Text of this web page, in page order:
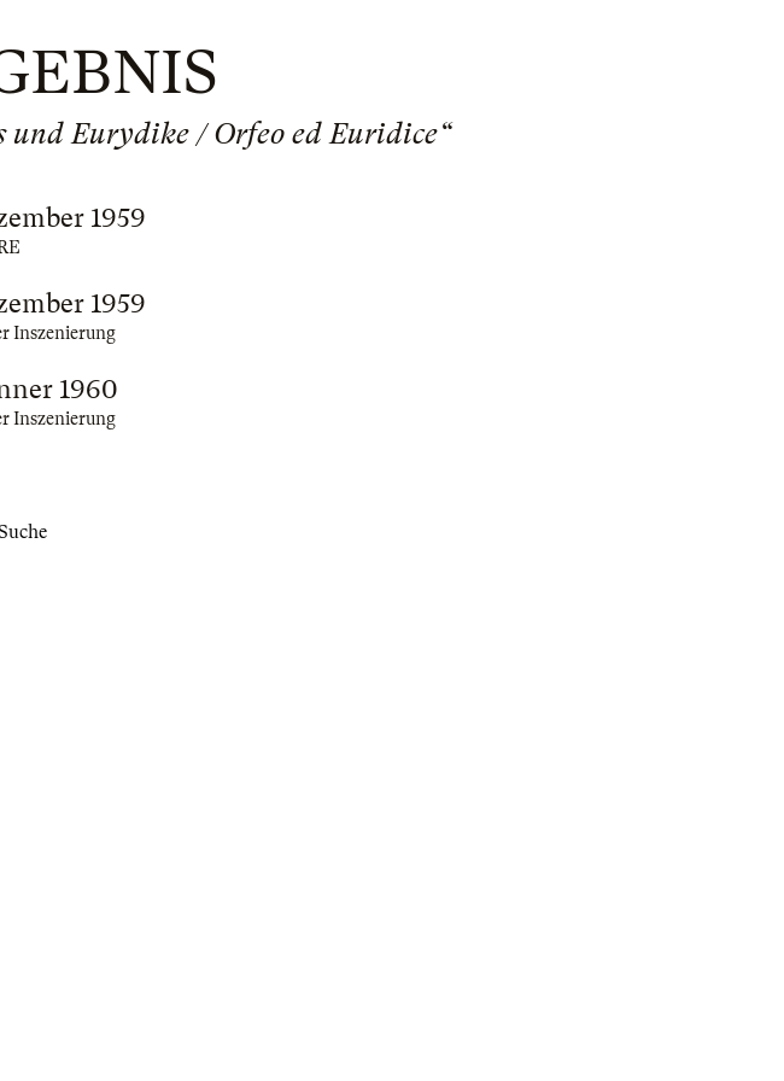
Eurydike / Orfeo ed Euridice“
1959
1959
Inszenierung
1960
Inszenierung